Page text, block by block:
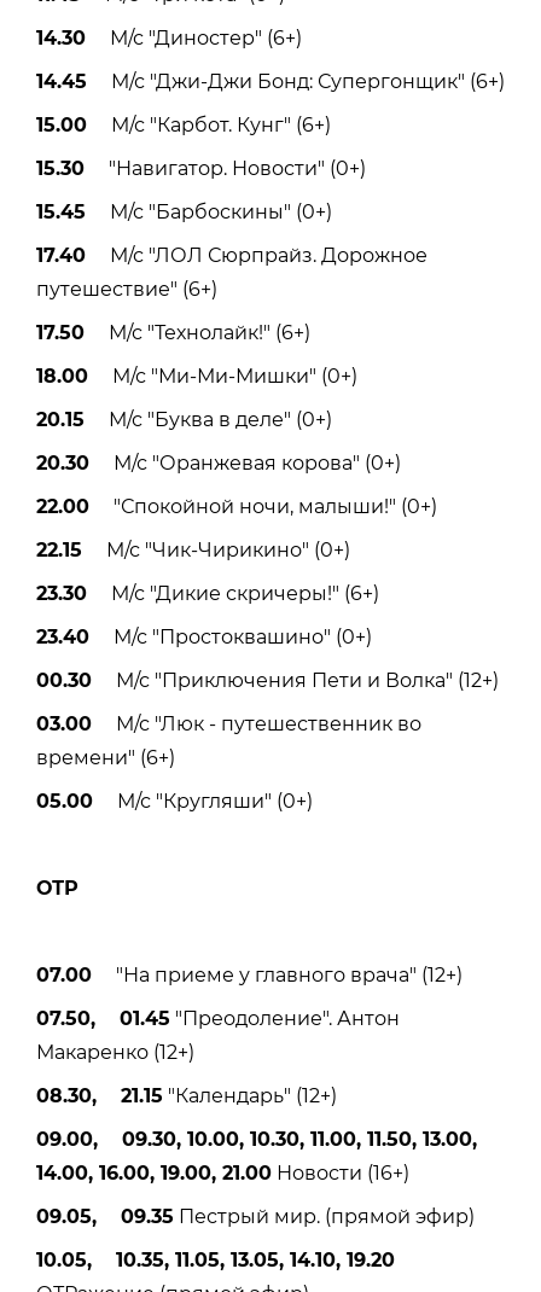
14.30 М/с "Диностер" (6+)
14.45 М/с "Джи-Джи Бонд: Супергонщик" (6+)
15.00 М/с "Карбот. Кунг" (6+)
15.30 "Навигатор. Новости" (0+)
15.45 М/с "Барбоскины" (0+)
17.40 М/с "ЛОЛ Сюрпрайз. Дорожное
путешествие" (6+)
17.50 М/с "Технолайк!" (6+)
18.00 М/с "Ми-Ми-Мишки" (0+)
20.15 М/с "Буква в деле" (0+)
20.30 М/с "Оранжевая корова" (0+)
22.00 "Спокойной ночи, малыши!" (0+)
22.15 М/с "Чик-Чирикино" (0+)
23.30 М/с "Дикие скричеры!" (6+)
23.40 М/с "Простоквашино" (0+)
00.30 М/с "Приключения Пети и Волка" (12+)
03.00 М/с "Люк - путешественник во
времени" (6+)
05.00 М/с "Кругляши" (0+)
ОТР
07.00 "На приеме у главного врача" (12+)
07.50, 01.45 "Преодоление". Антон
Макаренко (12+)
08.30, 21.15 "Календарь" (12+)
09.00, 09.30, 10.00, 10.30, 11.00, 11.50, 13.00,
14.00, 16.00, 19.00, 21.00 Новости (16+)
09.05, 09.35 Пестрый мир. (прямой эфир)
10.05, 10.35, 11.05, 13.05, 14.10, 19.20